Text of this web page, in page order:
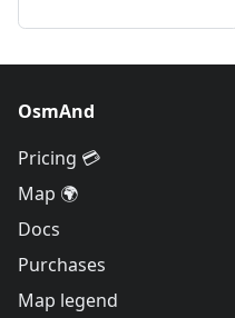
OsmAnd
Pricing 💳
Map 🌍
Docs
Purchases
Map legend